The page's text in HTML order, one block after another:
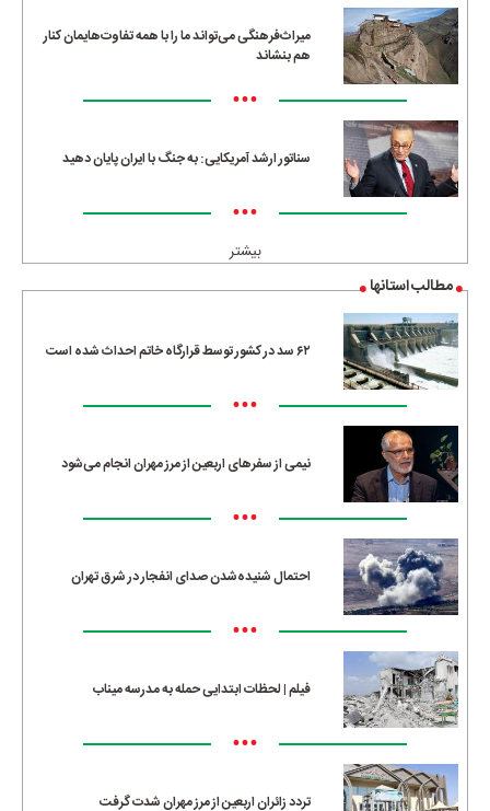
میراث‌فرهنگی می‌تواند ما را با همه تفاوت‌هایمان کنار
هم بنشاند
•••
سناتور ارشد آمریکایی: به جنگ با ایران پایان دهید
•••
بیشتر
مطالب استانها
۶۲ سد در کشور توسط قرارگاه خاتم احداث شده است
•••
نیمی از سفرهای اربعین از مرز مهران انجام می‌شود
•••
احتمال شنیده‌شدن صدای انفجار در شرق تهران
•••
فیلم | لحظات ابتدایی حمله به مدرسه میناب
•••
تردد زائران اربعین از مرز مهران شدت گرفت